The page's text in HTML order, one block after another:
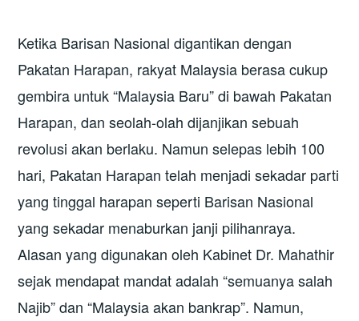
Ketika Barisan Nasional digantikan dengan
Pakatan Harapan, rakyat Malaysia berasa cukup
gembira untuk “Malaysia Baru” di bawah Pakatan
Harapan, dan seolah-olah dijanjikan sebuah
revolusi akan berlaku. Namun selepas lebih 100
hari, Pakatan Harapan telah menjadi sekadar parti
yang tinggal harapan seperti Barisan Nasional
yang sekadar menaburkan janji pilihanraya.
Alasan yang digunakan oleh Kabinet Dr. Mahathir
sejak mendapat mandat adalah “semuanya salah
Najib” dan “Malaysia akan bankrap”. Namun,